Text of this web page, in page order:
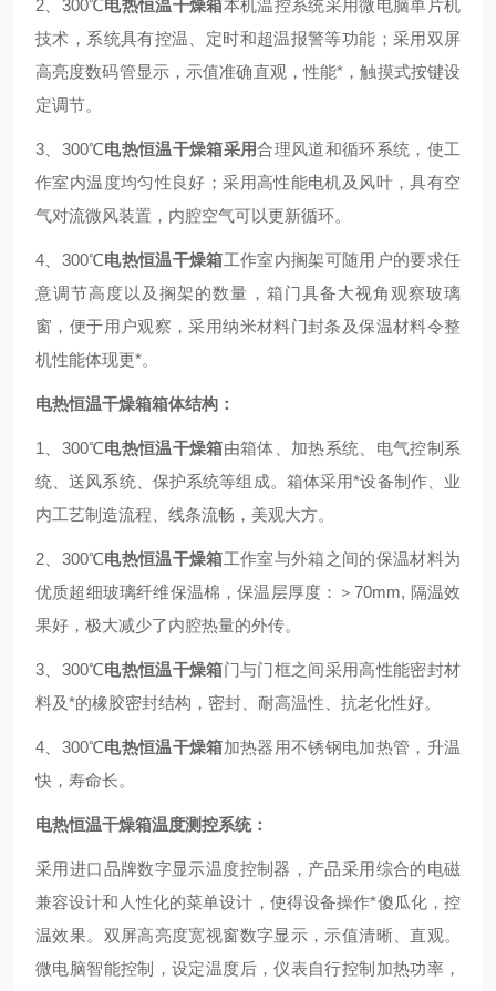
2、300℃电热恒温干燥箱本机温控系统采用微电脑单片机
技术，系统具有控温、定时和超温报警等功能；采用双屏
高亮度数码管显示，示值准确直观，性能*，触摸式按键设
定调节。
3、300℃电热恒温干燥箱采用合理风道和循环系统，使工
作室内温度均匀性良好；采用高性能电机及风叶，具有空
气对流微风装置，内腔空气可以更新循环。
4、300℃电热恒温干燥箱工作室内搁架可随用户的要求任
意调节高度以及搁架的数量，箱门具备大视角观察玻璃
窗，便于用户观察，采用纳米材料门封条及保温材料令整
机性能体现更*。
电热恒温干燥箱箱体结构：
1、300℃电热恒温干燥箱由箱体、加热系统、电气控制系
统、送风系统、保护系统等组成。箱体采用*设备制作、业
内工艺制造流程、线条流畅，美观大方。
2、300℃电热恒温干燥箱工作室与外箱之间的保温材料为
优质超细玻璃纤维保温棉，保温层厚度：＞70mm, 隔温效
果好，极大减少了内腔热量的外传。
3、300℃电热恒温干燥箱门与门框之间采用高性能密封材
料及*的橡胶密封结构，密封、耐高温性、抗老化性好。
4、300℃电热恒温干燥箱加热器用不锈钢电加热管，升温
快，寿命长。
电热恒温干燥箱温度测控系统：
采用进口品牌数字显示温度控制器，产品采用综合的电磁
兼容设计和人性化的菜单设计，使得设备操作*傻瓜化，控
温效果。双屏高亮度宽视窗数字显示，示值清晰、直观。
微电脑智能控制，设定温度后，仪表自行控制加热功率，